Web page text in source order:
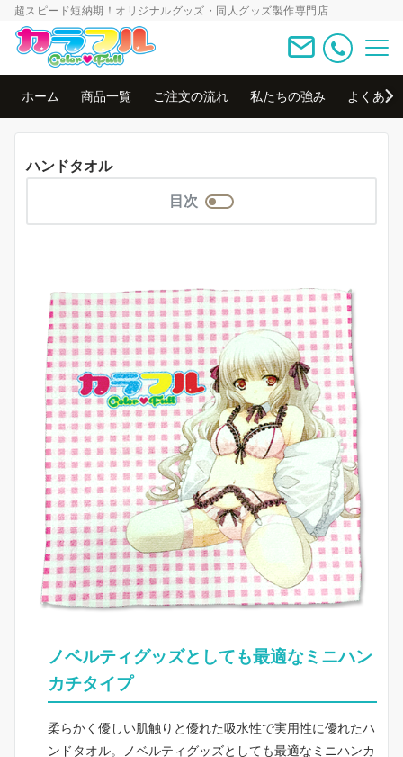
超スピード短納期！オリジナルグッズ・同人グッズ製作専門店
ホーム 商品一覧 ご注文の流れ 私たちの強み よくある
ハンドタオル
目次
ノベルティグッズとしても最適なミニハン
カチタイプ
柔らかく優しい肌触りと優れた吸水性で実用性に優れたハ
ンドタオル。ノベルティグッズとしても最適なミニハンカ